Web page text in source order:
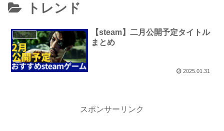
トレンド
トレンド
【steam】二月公開予定タイトル
まとめ
2025.01.31
スポンサーリンク